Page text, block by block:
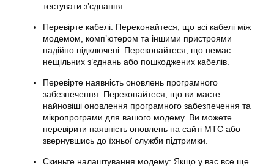
тестувати з’єднання.
Перевірте кабелі: Переконайтеся, що всі кабелі між
модемом, комп’ютером та іншими пристроями
надійно підключені. Переконайтеся, що немає
нещільних з’єднань або пошкоджених кабелів.
Перевірте наявність оновлень програмного
забезпечення: Переконайтеся, що ви маєте
найновіші оновлення програмного забезпечення та
мікропрограми для вашого модему. Ви можете
перевірити наявність оновлень на сайті МТС або
звернувшись до їхньої служби підтримки.
Скиньте налаштування модему: Якщо у вас все ще